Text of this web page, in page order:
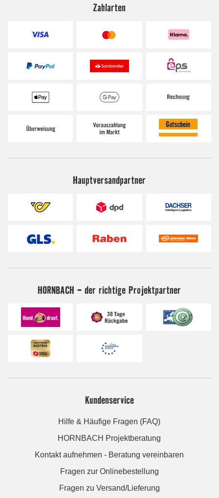
Zahlarten
Hauptversandpartner
HORNBACH - der richtige Projektpartner
Kundenservice
Hilfe & Häufige Fragen (FAQ)
HORNBACH Projektberatung
Kontakt aufnehmen - Beratung vereinbaren
Fragen zur Onlinebestellung
Fragen zu Versand/Lieferung